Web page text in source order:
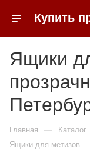
Ящики
Главная — Каталог
Ящики для метизов